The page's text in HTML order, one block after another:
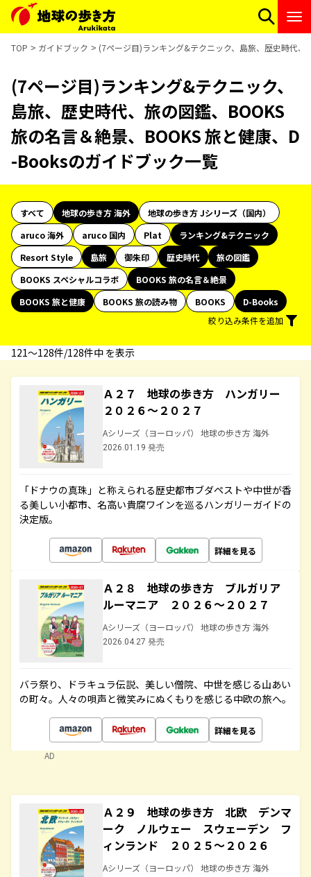
TOP ガイドブック (7ページ目)ランキング&テクニック、島旅、歴史時代
(7ページ目)ランキング&テクニック、
島旅、歴史時代、旅の図鑑、BOOKS
旅の名言＆絶景、BOOKS 旅と健康、D
-Booksのガイドブック一覧
すべて 地球の歩き方 海外
地球の歩き方 Jシリーズ（国内）
aruco 海外
aruco 国内 Plat
ランキング&テクニック
Resort Style
島旅 御朱印 歴史時代
旅の図鑑
BOOKS スペシャルコラボ
BOOKS 旅の名言＆絶景
BOOKS 旅と健康
BOOKS 旅の読み物 BOOKS
D-Books
絞り込み条件を追加
121〜128件/128件中 を表示
Ａ２７ 地球の歩き方 ハンガリー
２０２６～２０２７
Aシリーズ（ヨーロッパ） 地球の歩き方 海外
2026.01.19 発売
「ドナウの真珠」と称えられる歴史都市ブダペストや中世が香
る美しい小都市、名高い貴腐ワインを巡るハンガリーガイドの
決定版。
詳細を見る
Ａ２８ 地球の歩き方 ブルガリア
ルーマニア ２０２６～２０２７
Aシリーズ（ヨーロッパ） 地球の歩き方 海外
2026.04.27 発売
バラ祭り、ドラキュラ伝説、美しい僧院、中世を感じる山あい
の町々。人々の唄声と微笑みにぬくもりを感じる中欧の旅へ。
詳細を見る
AD
Ａ２９ 地球の歩き方 北欧 デンマ
ーク ノルウェー スウェーデン フ
ィンランド ２０２５～２０２６
Aシリーズ（ヨーロッパ） 地球の歩き方 海外